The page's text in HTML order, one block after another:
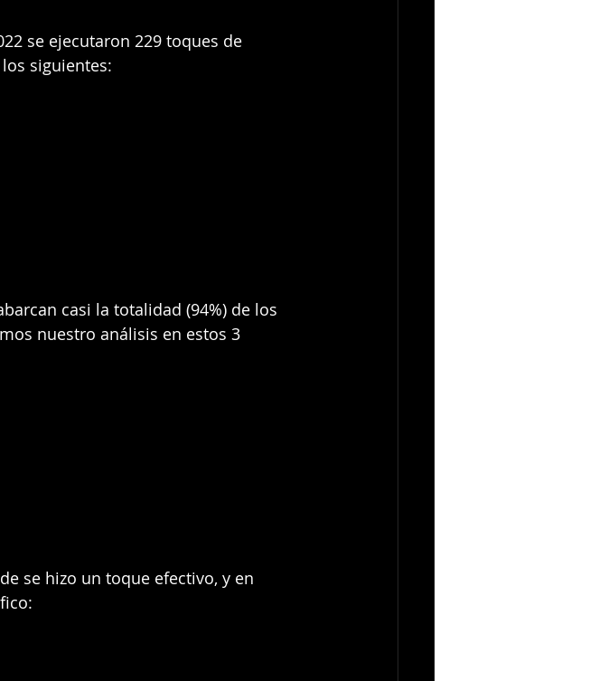
se ejecutaron 229 toques de
siguientes:
casi la totalidad (94%) de los
nuestro análisis en estos 3
se hizo un toque efectivo, y en